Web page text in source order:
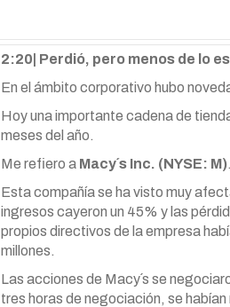
2:20| Perdió, pero menos de lo
En el ámbito corporativo hubo
Hoy una importante cadena de
meses del año.
Me refiero a Macy´s Inc. (NYSE: M).
Esta compañía se ha visto muy
ingresos cayeron un 45% y las
propios directivos de la empresa
millones.
Las acciones de Macy´s se
tres horas de negociación, se